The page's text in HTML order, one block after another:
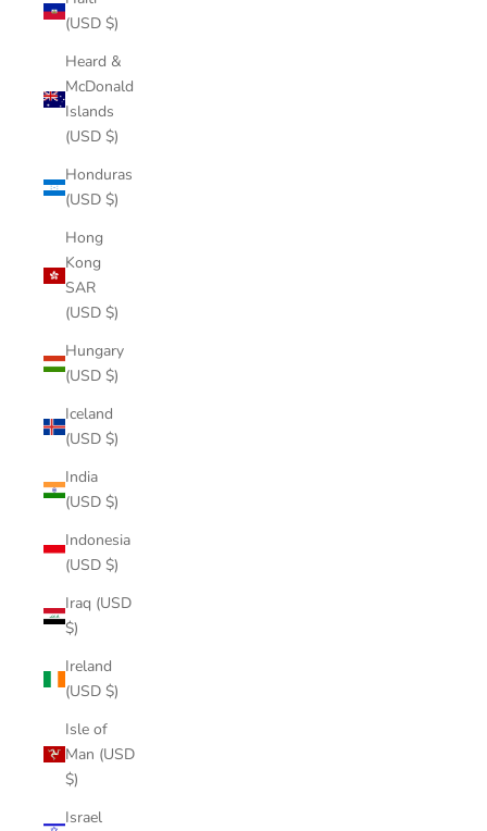
(USD $)
Heard &
McDonald
Islands
(USD $)
Honduras
(USD $)
Hong
Kong
SAR
(USD $)
Hungary
(USD $)
Iceland
(USD $)
India
(USD $)
Indonesia
(USD $)
Iraq (USD
$)
Ireland
(USD $)
Isle of
Man (USD
$)
Israel